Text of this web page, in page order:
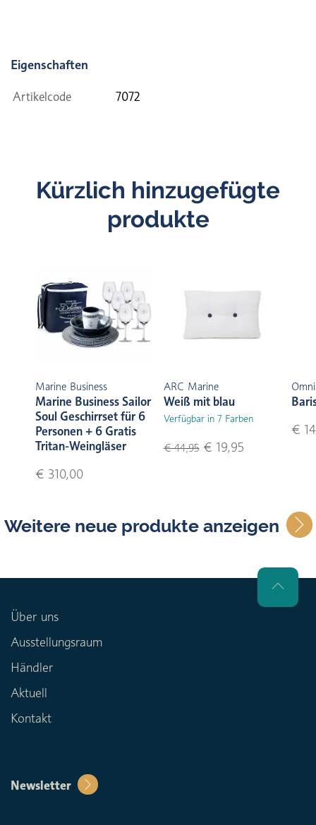
Eigenschaften
Artikelcode 7072
Kürzlich hinzugefügte
produkte
Marine Business
Marine Business Sailor
Soul Geschirrset für 6
Personen + 6 Gratis
Tritan-Weingläser
€ 310,00
ARC Marine
Weiß mit blau
Verfügbar in 7 Farben
€ 44,95€ 19,95
€
Weitere neue produkte anzeigen
Über uns
Ausstellungsraum
Händler
Aktuell
Kontakt
Newsletter